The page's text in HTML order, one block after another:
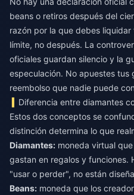
beans o retiros después del
razón por la que debes
límite, no después. La
oficiales guardan silencio y la
especulación. No apuestes tus
reembolso que nadie puede
Diferencia entre diamantes
Estos dos conceptos se
distinción determina lo que
Diamantes: moneda virtual que
gastan en regalos y funciones.
"usar o perder", no están
Beans: moneda que los